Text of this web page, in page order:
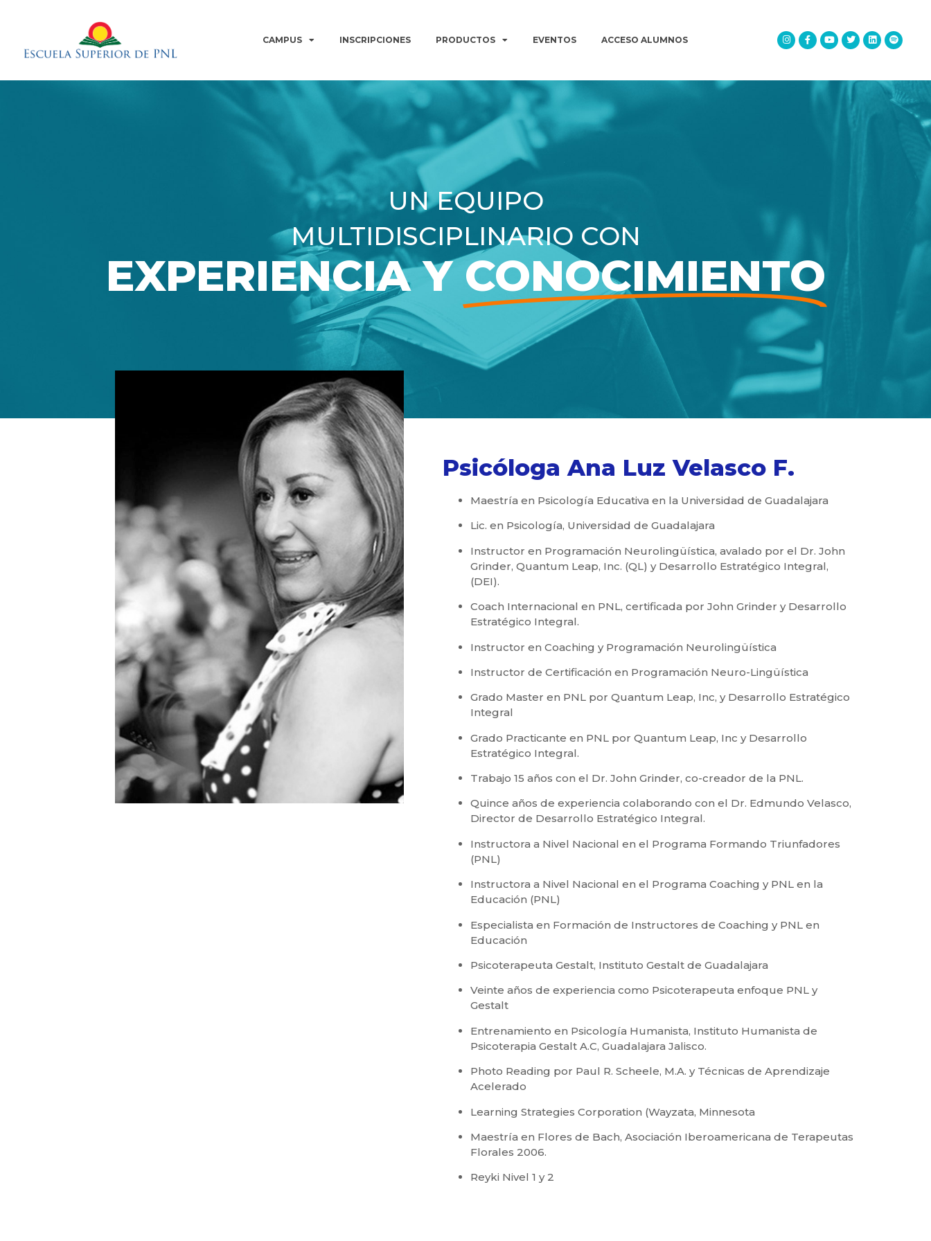
CAMPUS INSCRIPCIONES PRODUCTOS EVENTOS ACCESO ALUMNOS
UN EQUIPO
MULTIDISCIPLINARIO CON
EXPERIENCIA Y CONOCIMIENTO
Psicóloga Ana Luz Velasco F.
Maestría en Psicología Educativa en la Universidad de Guadalajara
Lic. en Psicología, Universidad de Guadalajara
Instructor en Programación Neurolingüística, avalado por el Dr. John
Grinder, Quantum Leap, Inc. (QL) y Desarrollo Estratégico Integral,
(DEI).
Coach Internacional en PNL, certificada por John Grinder y Desarrollo
Estratégico Integral.
Instructor en Coaching y Programación Neurolingüística
Instructor de Certificación en Programación Neuro-Lingüística
Grado Master en PNL por Quantum Leap, Inc, y Desarrollo Estratégico
Integral
Grado Practicante en PNL por Quantum Leap, Inc y Desarrollo
Estratégico Integral.
Trabajo 15 años con el Dr. John Grinder, co-creador de la PNL.
Quince años de experiencia colaborando con el Dr. Edmundo Velasco,
Director de Desarrollo Estratégico Integral.
Instructora a Nivel Nacional en el Programa Formando Triunfadores
(PNL)
Instructora a Nivel Nacional en el Programa Coaching y PNL en la
Educación (PNL)
Especialista en Formación de Instructores de Coaching y PNL en
Educación
Psicoterapeuta Gestalt, Instituto Gestalt de Guadalajara
Veinte años de experiencia como Psicoterapeuta enfoque PNL y
Gestalt
Entrenamiento en Psicología Humanista, Instituto Humanista de
Psicoterapia Gestalt A.C, Guadalajara Jalisco.
Photo Reading por Paul R. Scheele, M.A. y Técnicas de Aprendizaje
Acelerado
Learning Strategies Corporation (Wayzata, Minnesota
Maestría en Flores de Bach, Asociación Iberoamericana de Terapeutas
Florales 2006.
Reyki Nivel 1 y 2